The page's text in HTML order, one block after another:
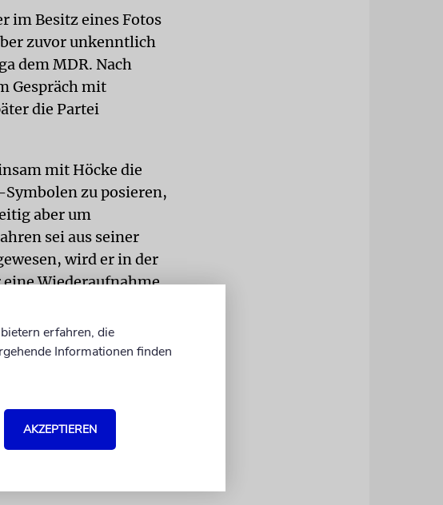
im Besitz eines Fotos
zuvor unkenntlich
dem MDR. Nach
Gespräch mit
die Partei
mit Höcke die
zu posieren,
aber um
sei aus seiner
wird er in der
Wiederaufnahme
damalige
Höckes im
eine
erfahren, die
Informationen finden
AKZEPTIEREN